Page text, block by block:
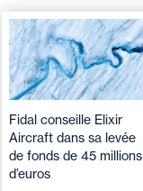
Fidal conseille Elixir
Aircraft dans sa levée
de fonds de 45 millions
d’euros